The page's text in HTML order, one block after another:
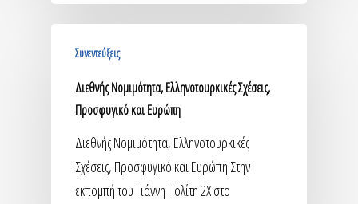
Συνεντεύξεις
Διεθνής Νομιμότητα, Ελληνοτουρκικές Σχέσεις,
Προσφυγικό και Ευρώπη
Διεθνής Νομιμότητα, Ελληνοτουρκικές
Σχέσεις, Προσφυγικό και Ευρώπη Στην
εκπομπή του Γιάννη Πολίτη 2Χ στο